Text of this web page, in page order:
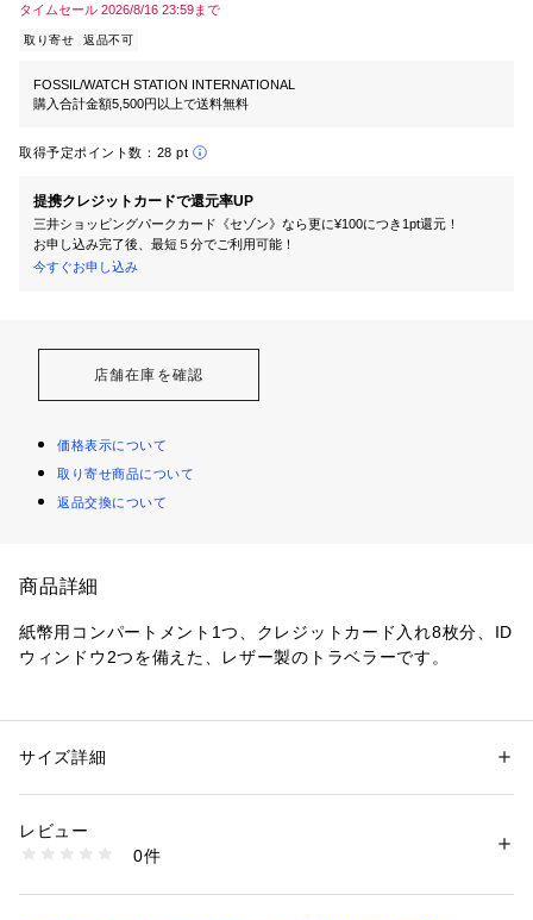
タイムセール 2026/8/16 23:59まで
取り寄せ 返品不可
FOSSIL/WATCH STATION INTERNATIONAL
購入合計金額5,500円以上で送料無料
取得予定ポイント数： 28 pt
提携クレジットカードで還元率UP
三井ショッピングパークカード《セゾン》なら更に¥100につき1pt還元！
お申し込み完了後、最短５分でご利用可能！
今すぐお申し込み
店舗在庫を確認
価格表示について
取り寄せ商品について
返品交換について
商品詳細
紙幣用コンパートメント1つ、クレジットカード入れ8枚分、ID
ウィンドウ2つを備えた、レザー製のトラベラーです。
外ポケット：-
※ご覧のモニター環境、照明等により実際の商品と色味が異な
性別：メンズ
素材：表地：レザー／レザートリム 裏地：ポリエステル100%
商品番号：
SML1863015 （ショップ）
サイズ詳細
レビュー
0件